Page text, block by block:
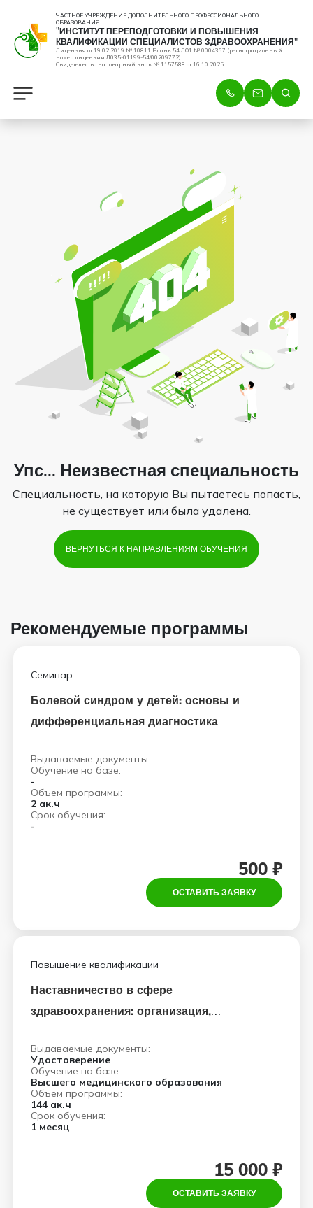
ЧАСТНОЕ УЧРЕЖДЕНИЕ ДОПОЛНИТЕЛЬНОГО ПРОФЕССИОНАЛЬНОГО
ОБРАЗОВАНИЯ
"ИНСТИТУТ ПЕРЕПОДГОТОВКИ И ПОВЫШЕНИЯ
КВАЛИФИКАЦИИ СПЕЦИАЛИСТОВ ЗДРАВООХРАНЕНИЯ"
Лицензия от 19.02.2019 № 10811 Бланк 54 ЛО1 № 0004367 (регистрационный
номер лицензии Л035-01199-54/00209772)
Свидетельство на товарный знак № 1157588 от 16.10.2025
Упс... Неизвестная специальность
Специальность, на которую Вы пытаетесь попасть,
не существует или была удалена.
ВЕРНУТЬСЯ К НАПРАВЛЕНИЯМ ОБУЧЕНИЯ
Рекомендуемые программы
Семинар
Болевой синдром у детей: основы и
дифференциальная диагностика
Выдаваемые документы:
Обучение на базе:
-
Объем программы:
2 ак.ч
Срок обучения:
-
500 ₽
ОСТАВИТЬ ЗАЯВКУ
Повышение квалификации
Наставничество в сфере
здравоохранения: организация,
Выдаваемые документы:
Удостоверение
Обучение на базе:
Высшего медицинского образования
Объем программы:
144 ак.ч
Срок обучения:
1 месяц
15 000 ₽
ОСТАВИТЬ ЗАЯВКУ